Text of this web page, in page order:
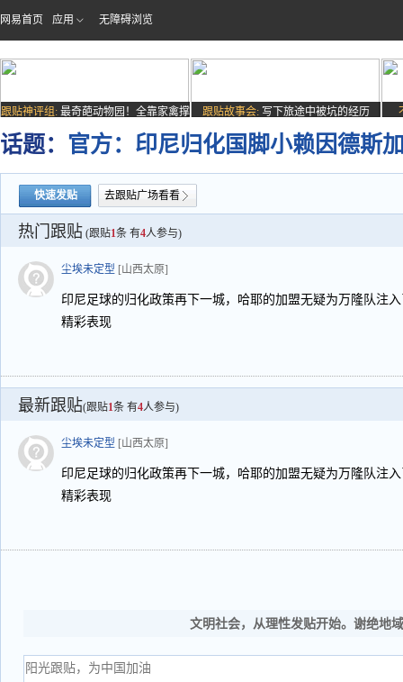
网易首页 应用 无障碍浏览
跟贴神评组: 最奇葩动物园！全靠家禽撑
场子
跟贴故事会: 写下旅途中被坑的经历
话题： 官方：印尼归化国脚小赖因德斯
快速发贴 去跟贴广场看看
热门跟贴 (跟贴1条 有4人参与)
尘埃未定型 [山西太原]
印尼足球的归化政策再下一城，哈耶的加盟无疑为万隆队注
精彩表现
最新跟贴(跟贴1条 有4人参与)
尘埃未定型 [山西太原]
印尼足球的归化政策再下一城，哈耶的加盟无疑为万隆队注
精彩表现
文明社会，从理性发贴开始。谢绝地